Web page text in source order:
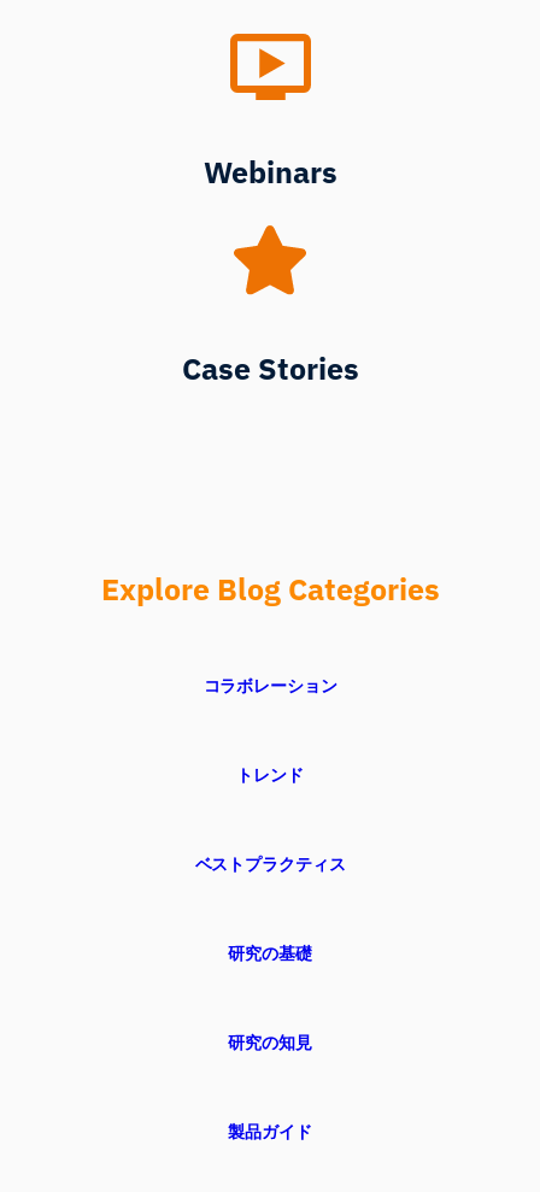
Webinars
Case Stories
Explore Blog Categories
コラボレーション
トレンド
ベストプラクティス
研究の基礎
研究の知見
製品ガイド